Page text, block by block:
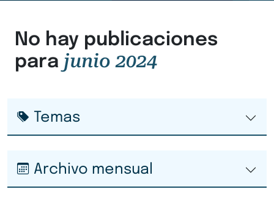
No hay publicaciones
para junio 2024
Temas
Archivo mensual